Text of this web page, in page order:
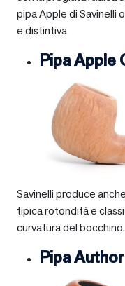
pipa Apple di Savinelli
e distintiva
Pipa Apple
Savinelli produce
tipica rotondità e
curvatura del bocchino.
Pipa Author